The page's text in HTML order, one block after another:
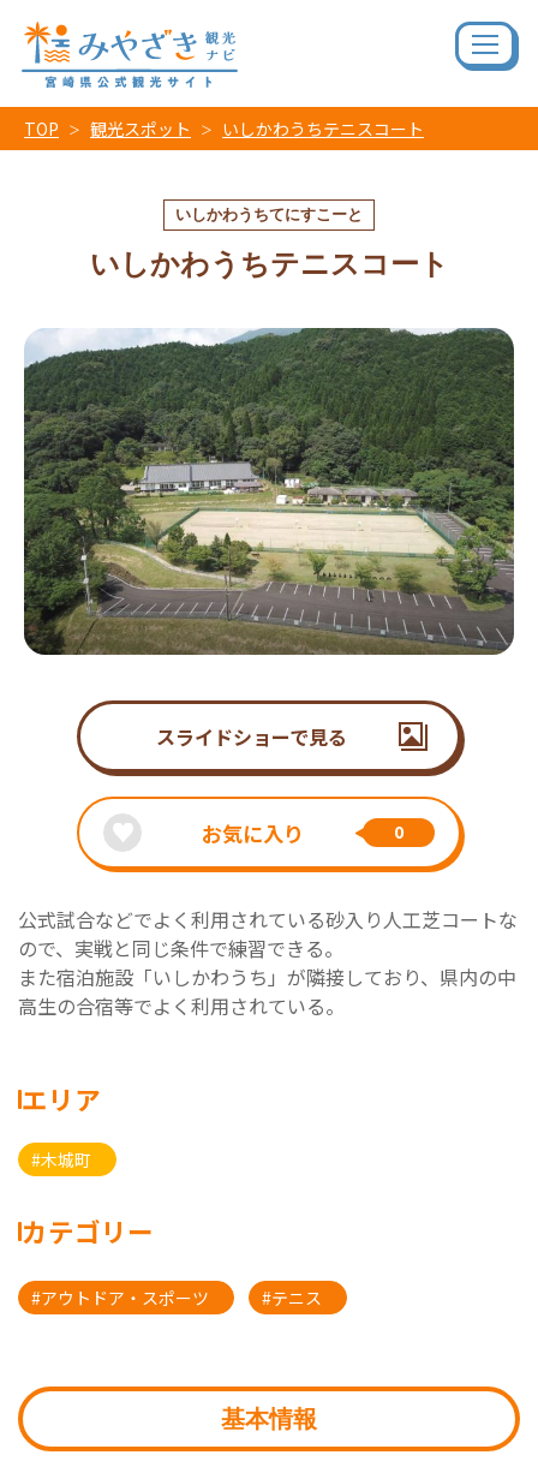
TOP 観光スポット いしかわうちテニスコート
いしかわうちてにすこーと
いしかわうちテニスコート
スライドショーで見る
お気に入り 0
公式試合などでよく利用されている砂入り人工芝コートな
ので、実戦と同じ条件で練習できる。
また宿泊施設「いしかわうち」が隣接しており、県内の中
高生の合宿等でよく利用されている。
エリア
#木城町
カテゴリー
#アウトドア・スポーツ #テニス
基本情報